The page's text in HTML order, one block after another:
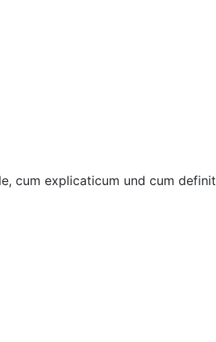
cum explicaticum und cum